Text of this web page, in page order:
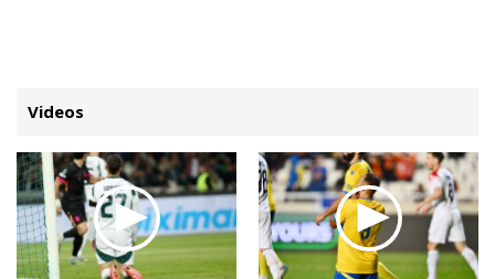
ΚΑΤΗΓΟΡΙΕΣ ΣΥΝΔΕΣΗ
Κύπρος
Παιδεία
Απόψεις
Αρθρογραφία
Videos